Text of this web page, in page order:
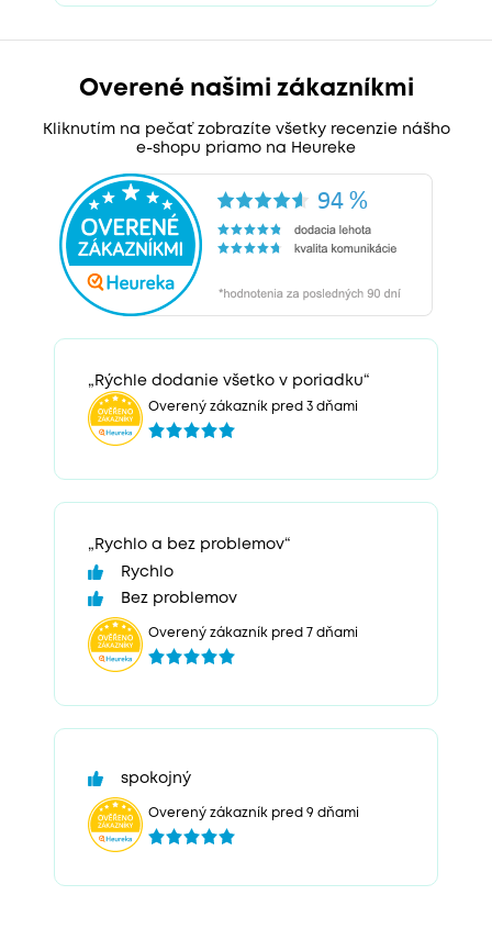
Overené našimi zákazníkmi
Kliknutím na pečať zobrazíte všetky recenzie nášho
e-shopu priamo na Heureke
„Rýchle dodanie všetko v poriadku“
Overený zákazník pred 3 dňami
„Rychlo a bez problemov“
Rychlo
Bez problemov
Overený zákazník pred 7 dňami
spokojný
Overený zákazník pred 9 dňami